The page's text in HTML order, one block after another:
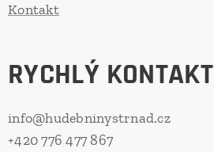
Kontakt
RYCHLÝ KONTAKT
info@hudebninystrnad.cz
+420 776 477 867